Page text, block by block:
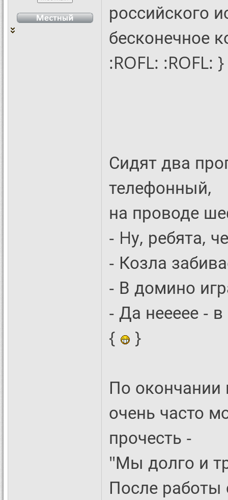
российского
бесконечное
:ROFL: :ROFL: }
Сидят два
телефонный,
на проводе
- Hу, ребята,
- Козла
- В домино
- Да неееее -
{
}
По
очень часто
прочесть -
"Мы долго и
После